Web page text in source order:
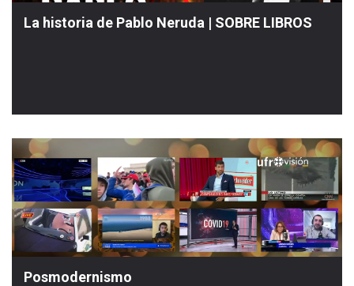
La historia de Pablo Neruda | SOBRE LIBROS
Posmodernismo